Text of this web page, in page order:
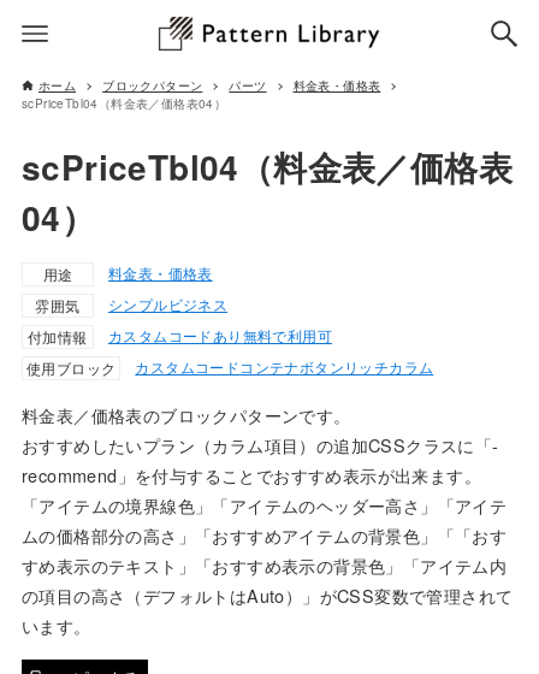
ホーム ブロックパターン パーツ
料金表・価格表
scPriceTbl04（料金表／価格表04）
scPriceTbl04（料金表／価格表
04）
用途
料金表・価格表
雰囲気
シンプルビジネス
付加情報
カスタムコードあり 無料で利用可
使用ブロック
カスタムコードコンテナボタンリッチカラム
料金表／価格表のブロックパターンです。
おすすめしたいプラン（カラム項目）の追加CSSクラスに「-
recommend」を付与することでおすすめ表示が出来ます。
「アイテムの境界線色」「アイテムのヘッダー高さ」「アイテ
ムの価格部分の高さ」「おすすめアイテムの背景色」「「おす
すめ表示のテキスト」「おすすめ表示の背景色」「アイテム内
の項目の高さ（デフォルトはAuto）」がCSS変数で管理されて
います。